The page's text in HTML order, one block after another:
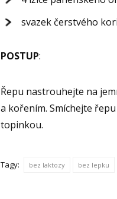
svazek čerstvého
POSTUP:
Řepu nastrouhejte na
a kořením. Smíchejte
topinkou.
Tagy: bez laktozy bez lepku